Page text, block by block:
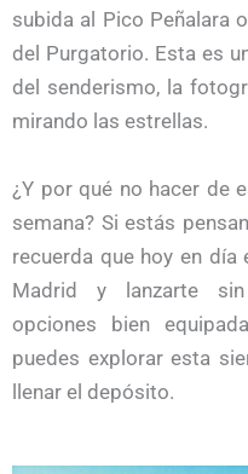
subida al Pico Peñalara
del Purgatorio. Esta es
del senderismo, la
mirando las estrellas.
¿Y por qué no hacer de
semana? Si estás
recuerda que hoy en
Madrid y lanzarte
opciones bien
puedes explorar esta
llenar el depósito.